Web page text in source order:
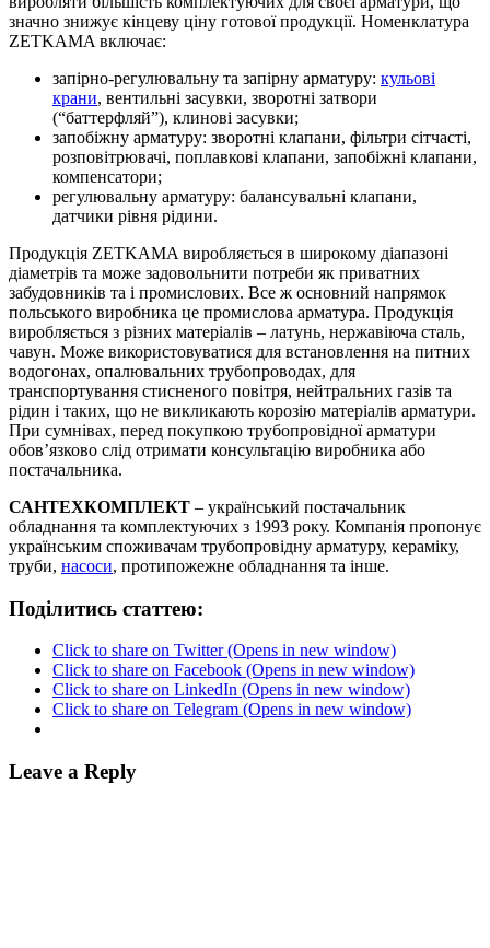
значно знижує кінцеву ціну готової продукції. Номенклатура
ZETKAMA включає:
запірно-регулювальну та запірну арматуру: кульові
крани, вентильні засувки, зворотні затвори
(“баттерфляй”), клинові засувки;
запобіжну арматуру: зворотні клапани, фільтри сітчасті,
розповітрювачі, поплавкові клапани, запобіжні клапани,
компенсатори;
регулювальну арматуру: балансувальні клапани,
датчики рівня рідини.
Продукція ZETKAMA виробляється в широкому діапазоні
діаметрів та може задовольнити потреби як приватних
забудовників та і промислових. Все ж основний напрямок
польського виробника це промислова арматура. Продукція
виробляється з різних матеріалів – латунь, нержавіюча сталь,
чавун. Може використовуватися для встановлення на питних
водогонах, опалювальних трубопроводах, для
транспортування стисненого повітря, нейтральних газів та
рідин і таких, що не викликають корозію матеріалів арматури.
При сумнівах, перед покупкою трубопровідної арматури
обов’язково слід отримати консультацію виробника або
постачальника.
САНТЕХКОМПЛЕКТ – український постачальник
обладнання та комплектуючих з 1993 року. Компанія пропонує
українським споживачам трубопровідну арматуру, кераміку,
труби, насоси, протипожежне обладнання та інше.
Поділитись статтею:
Click to share on Twitter (Opens in new window)
Click to share on Facebook (Opens in new window)
Click to share on LinkedIn (Opens in new window)
Click to share on Telegram (Opens in new window)
Leave a Reply